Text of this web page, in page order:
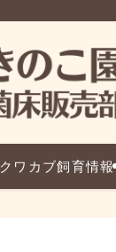
クワカブ飼育情報